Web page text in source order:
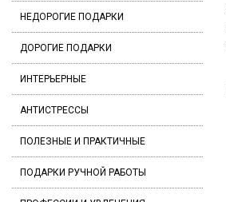
НЕДОРОГИЕ ПОДАРКИ
ДОРОГИЕ ПОДАРКИ
ИНТЕРЬЕРНЫЕ
АНТИСТРЕССЫ
ПОЛЕЗНЫЕ И ПРАКТИЧНЫЕ
ПОДАРКИ РУЧНОЙ РАБОТЫ